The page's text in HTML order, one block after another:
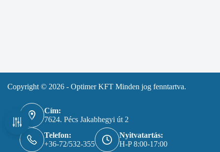
Copyright © 2026 - Optimer KFT Minden jog fenntartva.
Cím:
7624. Pécs Jakabhegyi út 2
Telefon:
+36-72/532-355
Nyitvatartás:
H-P 8:00-17:00